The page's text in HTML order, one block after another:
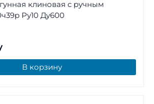
клиновая с ручным
Ру10 Ду600
В корзину